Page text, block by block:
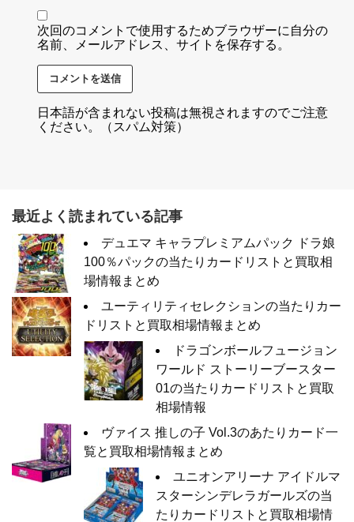
次回のコメントで使用するためブラウザーに自分の
名前、メールアドレス、サイトを保存する。
日本語が含まれない投稿は無視されますのでご注意
ください。（スパム対策）
最近よく読まれている記事
デュエマ キャラプレミアムパック ドラ娘
100％パックの当たりカードリストと買取相
場情報まとめ
ユーティリティセレクションの当たりカー
ドリストと買取相場情報まとめ
ドラゴンボールフュージョン
ワールド ストーリーブースター
01の当たりカードリストと買取
相場情報
ヴァイス 推しの子 Vol.3のあたりカード一
覧と買取相場情報まとめ
ユニオンアリーナ アイドルマ
スターシンデレラガールズの当
たりカードリストと買取相場情